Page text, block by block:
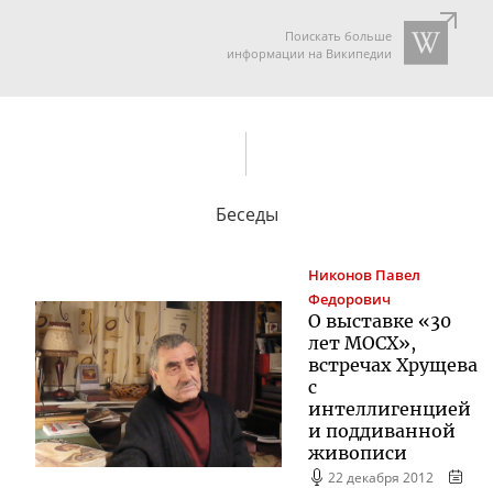
Поискать больше
информации на Википедии
Беседы
Никонов Павел
Федорович
О выставке «30
лет МОСХ»,
встречах Хрущева
с
интеллигенцией
и поддиванной
живописи
22 декабря 2012